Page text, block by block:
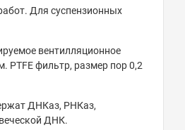
Для суспензионных
вентилляционное
PTFE фильтр, размер пор 0,2
ДНКаз, РНКаз,
ДНК.